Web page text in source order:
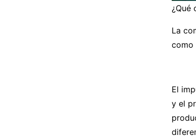
¿Qué
La
como
El
y el